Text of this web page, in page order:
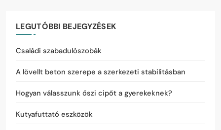
LEGUTÓBBI BEJEGYZÉSEK
Családi szabadulószobák
A lövellt beton szerepe a szerkezeti stabilitásban
Hogyan válasszunk őszi cipőt a gyerekeknek?
Kutyafuttató eszközök